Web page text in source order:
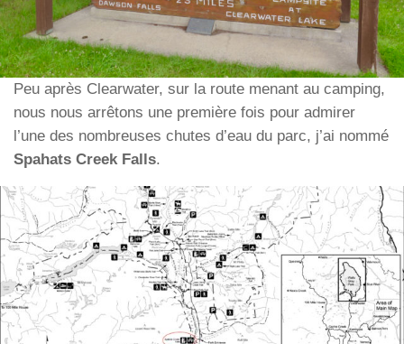
Peu après Clearwater, sur la route menant au camping,
nous nous arrêtons une première fois pour admirer
l’une des nombreuses chutes d’eau du parc, j’ai nommé
Spahats Creek Falls.